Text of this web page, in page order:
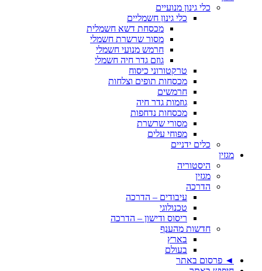
כלי גינון מנועיים
כלי גינון חשמליים
מכסחת דשא חשמלית
מסור שרשרת חשמלי
חרמש מנועי חשמלי
גוזם גדר חיה חשמלי
טרקטורוני כיסוח
מכסחות תופים וצלחות
חרמשים
גוזמות גדר חיה
מכסחות נדחפות
מסורי שרשרת
מפוחי עלים
כלים ידניים
מגזין
היסטוריה
מגזין
הדרכה
עיבודים – הדרכה
טכנולוגי
ריסוס ודישון – הדרכה
חדשות מהענף
בארץ
בעולם
◄ פרסום באתר